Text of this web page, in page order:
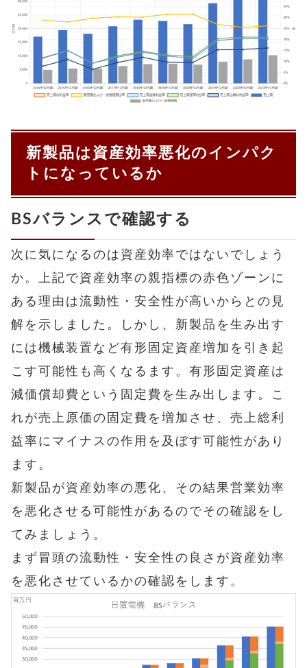
新製品は資産効率悪化のインパク
トになっているか
BSバランスで確認する
次に気になるのは資産効率ではないでしょう
か。上記で資産効率の親指標の赤色ゾーンに
ある理由は流動性・安全性が高いからとの見
解を示しました。しかし、新製品を生み出す
には機械装置など有形固定資産増加を引き起
こす可能性も高くなるます。有形固定資産は
減価償却費という固定費を生み出します。こ
れが売上原価の固定費を増加させ、売上総利
益率にマイナスの作用を及ぼす可能性があり
ます。
新製品が資産効率の悪化、その結果営業効率
を悪化させる可能性があるのでその確認をし
てみましょう。
まず冒頭の流動性・安全性の良さが資産効率
を悪化させているかの確認をします。